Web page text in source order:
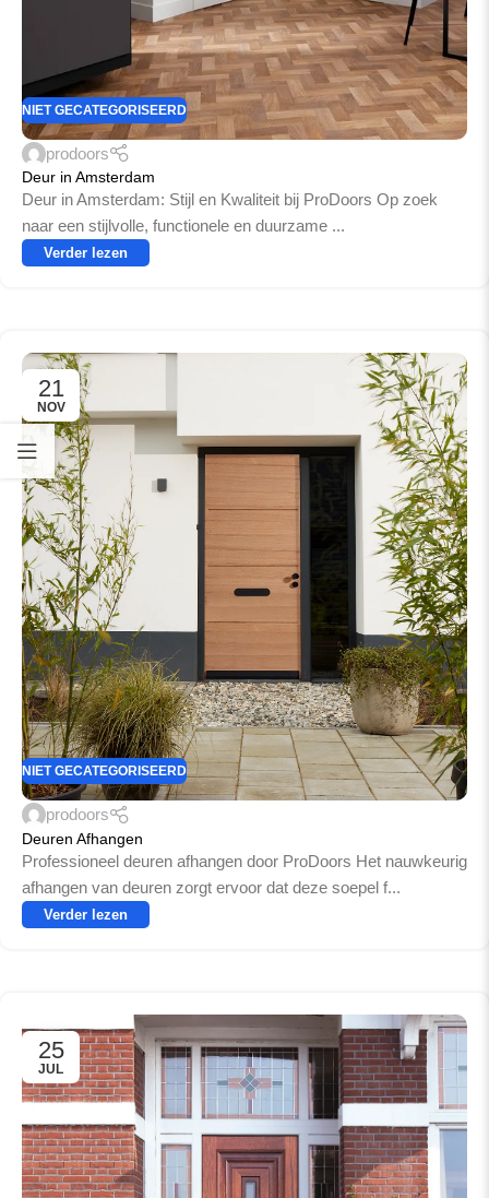
NIET GECATEGORISEERD
prodoors
Deur in Amsterdam
Deur in Amsterdam: Stijl en Kwaliteit bij ProDoors Op zoek
naar een stijlvolle, functionele en duurzame ...
Verder lezen
21
NOV
NIET GECATEGORISEERD
prodoors
Deuren Afhangen
Professioneel deuren afhangen door ProDoors Het nauwkeurig
afhangen van deuren zorgt ervoor dat deze soepel f...
Verder lezen
25
JUL